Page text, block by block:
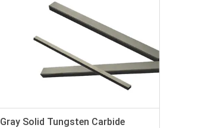
Gray Solid Tungsten Carbide